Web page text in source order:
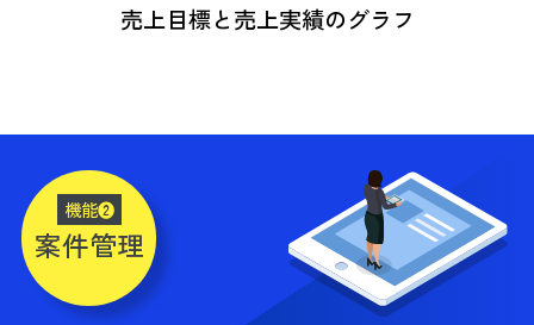
売上目標と売上実績のグラフ
機能❷
案件管理